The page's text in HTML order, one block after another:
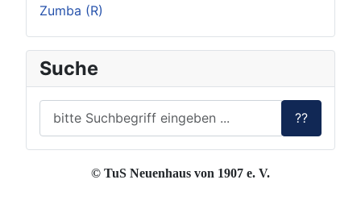
Zumba (R)
Suche
??
© TuS Neuenhaus von 1907 e. V.